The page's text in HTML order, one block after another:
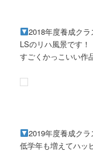
2018年度養成クラ
LSのリハ風景です！
すごくかっこいい作
2019年度養成クラ
低学年も増えてハッ